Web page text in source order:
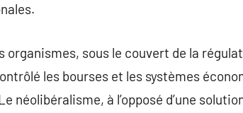
sous le couvert de la
les bourses et les systèmes
néolibéralisme, à l’opposé d’une